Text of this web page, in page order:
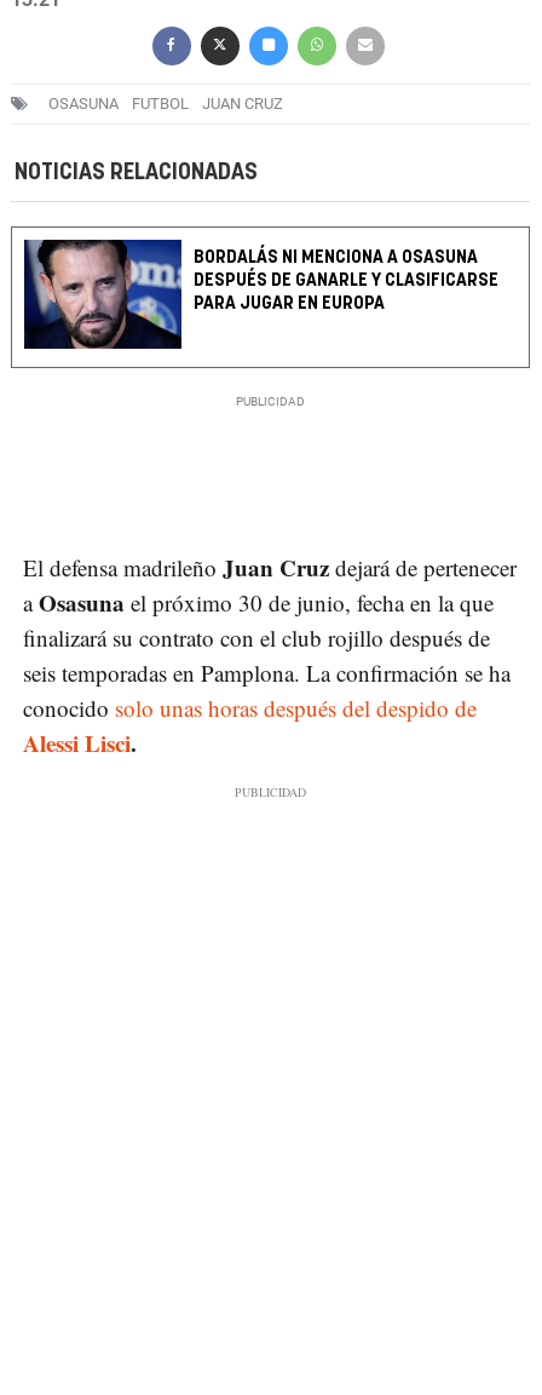
OSASUNA FUTBOL JUAN CRUZ
NOTICIAS RELACIONADAS
BORDALÁS NI MENCIONA A OSASUNA
DESPUÉS DE GANARLE Y CLASIFICARSE
PARA JUGAR EN EUROPA
El defensa madrileño Juan Cruz dejará de pertenecer
aOsasuna el próximo 30 de junio, fecha en la que
finalizará su contrato con el club rojillo después de
seis temporadas en Pamplona. La confirmación se ha
conocido solo unas horas después del despido de
Alessi Lisci.